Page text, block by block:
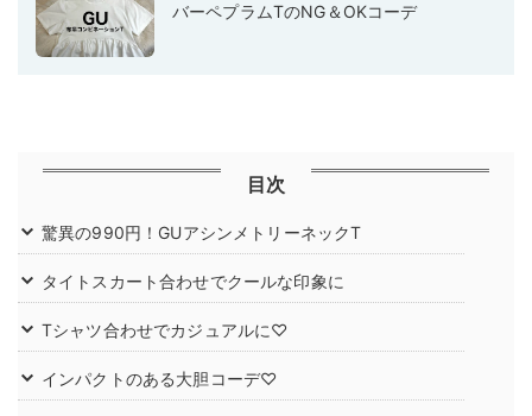
バーペプラムTのNG＆OKコーデ
目次
驚異の990円！GUアシンメトリーネックT
タイトスカート合わせでクールな印象に
Tシャツ合わせでカジュアルに♡
インパクトのある大胆コーデ♡